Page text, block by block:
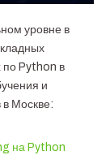
уровне в
по Python в
и
Москве:
на Python